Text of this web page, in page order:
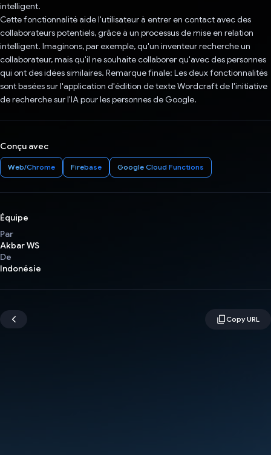
intelligent.
Cette fonctionnalité aide l'utilisateur à entrer en contact avec des
collaborateurs potentiels, grâce à un processus de mise en relation
intelligent. Imaginons, par exemple, qu'un inventeur recherche un
collaborateur, mais qu'il ne souhaite collaborer qu'avec des personnes
qui ont des idées similaires. Remarque finale: Les deux fonctionnalités
sont basées sur l'application d'édition de texte Wordcraft de l'initiative
de recherche sur l'IA pour les personnes de Google.
Conçu avec
Web/Chrome Firebase Google Cloud Functions
Équipe
Par
Akbar WS
De
Indonésie